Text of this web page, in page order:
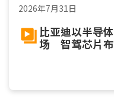
2026年7月31日
比亚迪以半导
场 智驾芯片布